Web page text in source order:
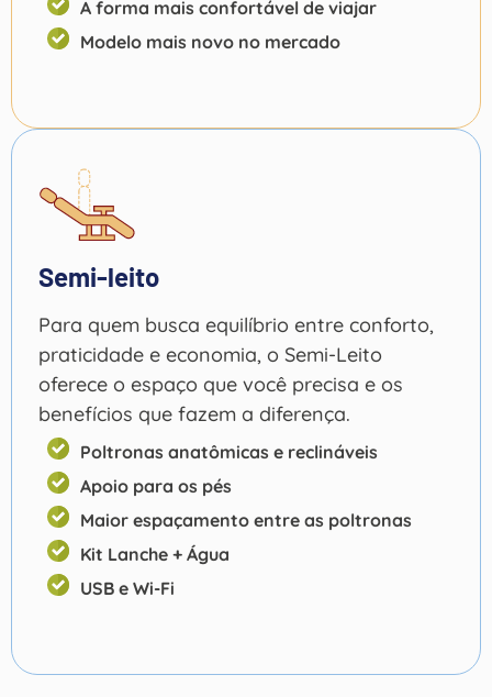
A forma mais confortável de viajar
Modelo mais novo no mercado
Semi-leito
Para quem busca equilíbrio entre conforto,
praticidade e economia, o Semi-Leito
oferece o espaço que você precisa e os
benefícios que fazem a diferença.
Poltronas anatômicas e reclináveis
Apoio para os pés
Maior espaçamento entre as poltronas
Kit Lanche + Água
USB e Wi-Fi